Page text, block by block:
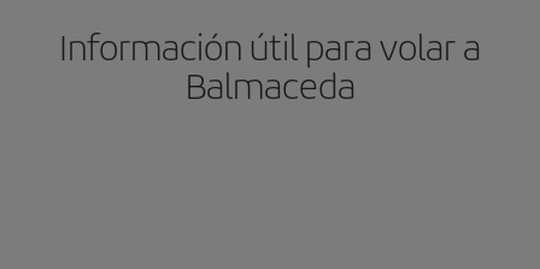
Información útil para volar a
Balmaceda